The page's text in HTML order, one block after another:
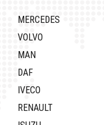
MERCEDES
VOLVO
MAN
DAF
IVECO
RENAULT